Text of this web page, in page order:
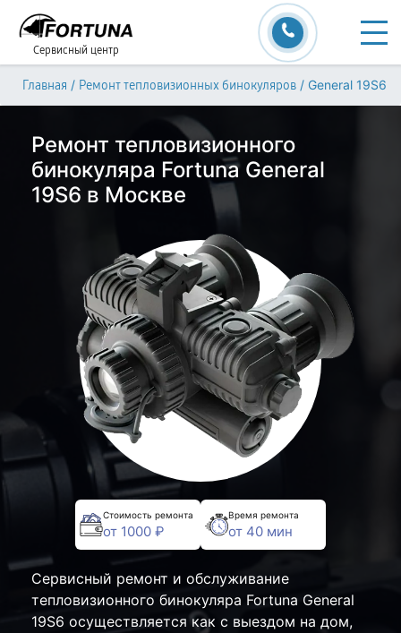
Сервисный центр
Главная / Ремонт тепловизионных бинокуляров / General 19S6
Ремонт тепловизионного
бинокуляра Fortuna General
19S6 в Москве
Стоимость ремонта
от 1000 ₽
Время ремонта
от 40 мин
Сервисный ремонт и обслуживание
тепловизионного бинокуляра Fortuna General
19S6 осуществляется как с выездом на дом,